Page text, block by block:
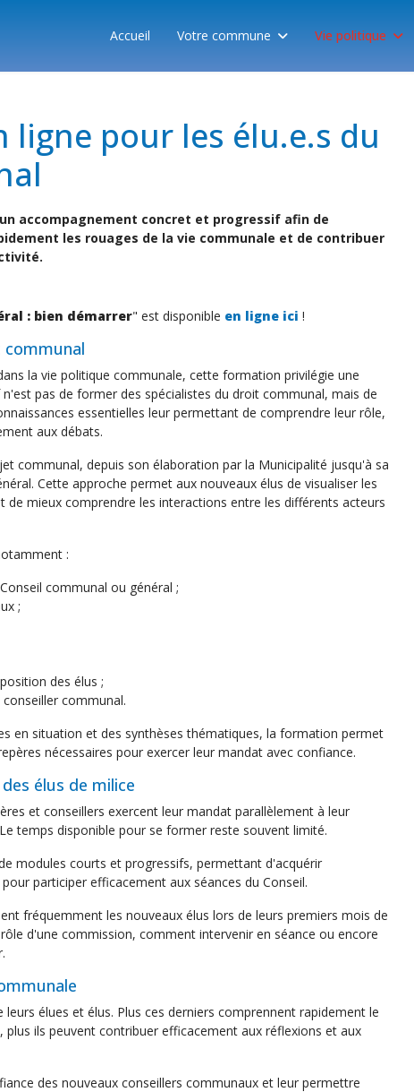
Accueil Votre commune Vie politique
pour les élu.e.s du
accompagnement concret et progressif afin de
les rouages de la vie communale et de contribuer
: bien démarrer" est disponible en ligne ici !
la vie politique communale, cette formation privilégie une
pas de former des spécialistes du droit communal, mais de
essentielles leur permettant de comprendre leur rôle,
aux débats.
communal, depuis son élaboration par la Municipalité jusqu'à sa
Cette approche permet aux nouveaux élus de visualiser les
de mieux comprendre les interactions entre les différents acteurs
:
communal ou général ;
;
des élus ;
communal.
en situation et des synthèses thématiques, la formation permet
nécessaires pour exercer leur mandat avec confiance.
élus de milice
et conseillers exercent leur mandat parallèlement à leur
temps disponible pour se former reste souvent limité.
modules courts et progressifs, permettant d'acquérir
participer efficacement aux séances du Conseil.
fréquemment les nouveaux élus lors de leurs premiers mois de
d'une commission, comment intervenir en séance ou encore
élues et élus. Plus ces derniers comprennent rapidement le
ils peuvent contribuer efficacement aux réflexions et aux
des nouveaux conseillers communaux et leur permettre